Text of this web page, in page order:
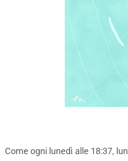
Come ogni lunedì alle 18:37,